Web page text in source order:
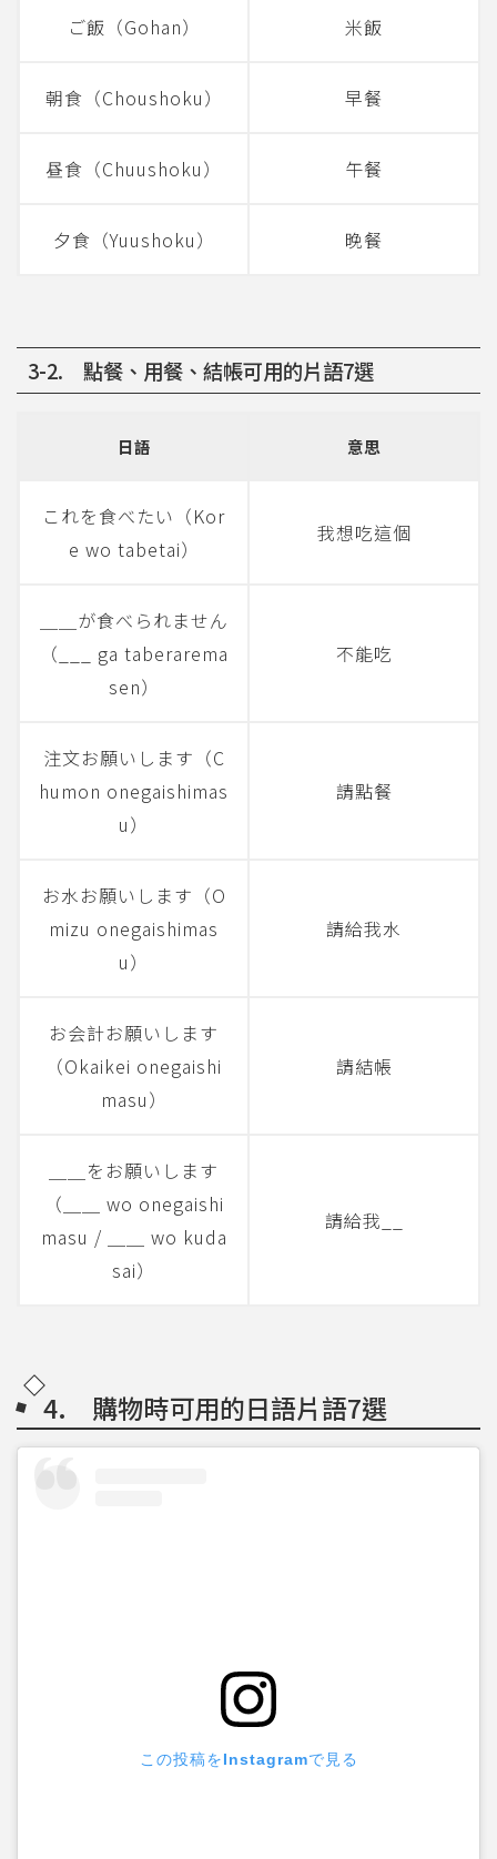
ご飯（Gohan） 米飯
朝食（Choushoku） 早餐
昼食（Chuushoku） 午餐
夕食（Yuushoku） 晚餐
3-2. 點餐、用餐、結帳可用的片語7選
日語 意思
これを食べたい（Kor
e wo tabetai）
我想吃這個
＿＿が食べられません
（___ ga taberarema
sen）
不能吃
注文お願いします（C
humon onegaishimas
u）
請點餐
お水お願いします（O
mizu onegaishimas
u）
請給我水
お会計お願いします
（Okaikei onegaishi
masu）
請結帳
＿＿をお願いします
（＿＿ wo onegaishi
masu / ＿＿ wo kuda
sai）
請給我__
4. 購物時可用的日語片語7選
この投稿をInstagramで見る